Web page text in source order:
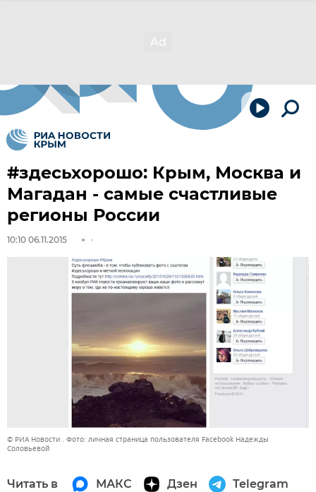
#здесьхорошо: Крым, Москва и
Магадан - самые счастливые
регионы России
10:10 06.11.2015
© РИА Новости . Фото: личная страница пользователя Facebook Надежды
Соловьевой
Читать в МАКС Дзен Telegram